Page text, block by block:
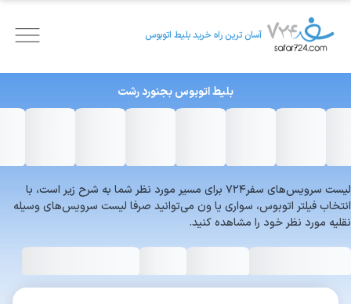
آسان ترین راه خرید بلیط اتوبوس
بلیط اتوبوسبجنوردرشت
لیست سرویس‌های سفر۷۲۴ برای مسیر مورد نظر شما به شرح زیر است، با
انتخاب فیلتر اتوبوس، سواری یا ون می‌توانید صرفا لیست سرویس‌های وسیله
نقلیه مورد نظر خود را مشاهده کنید.